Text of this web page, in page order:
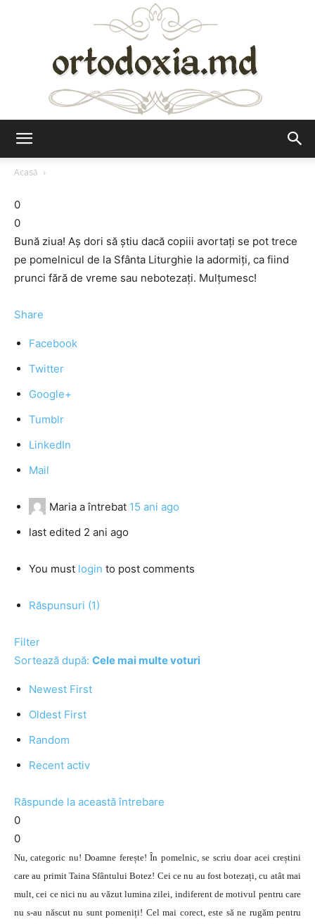
Acasă
0
0
Bună ziua! Aş dori să ştiu dacă copiii avortaţi se pot trece
pe pomelnicul de la Sfânta Liturghie la adormiţi, ca fiind
prunci fără de vreme sau nebotezaţi. Mulţumesc!
Share
Facebook
Twitter
Google+
Tumblr
LinkedIn
Mail
Maria a întrebat 15 ani ago
last edited 2 ani ago
You must login to post comments
Răspunsuri (1)
Filter
Sortează după: Cele mai multe voturi
Newest First
Oldest First
Random
Recent activ
Răspunde la această întrebare
0
0
Nu, categoric nu! Doamne ferește! În pomelnic, se scriu doar acei creștini
care au primit Taina Sfântului Botez! Cei ce nu au fost botezați, cu atât mai
mult, cei ce nici nu au văzut lumina zilei, indiferent de motivul pentru care
nu s-au născut nu sunt pomeniți! Cel mai corect, este să ne rugăm pentru